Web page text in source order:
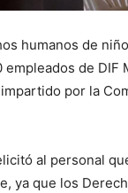
humanos de
de DIF
por la
al personal
ya que los